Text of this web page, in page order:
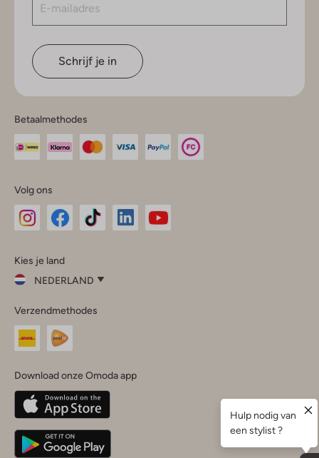
Schrijf je in
Betaalmethodes
Volg ons
InstagramFacebook
Kies je land
NEDERLAND
je
land
Nederland
Belgique(Français)
Deutschland
Verzendmethodes
Download onze Omoda app